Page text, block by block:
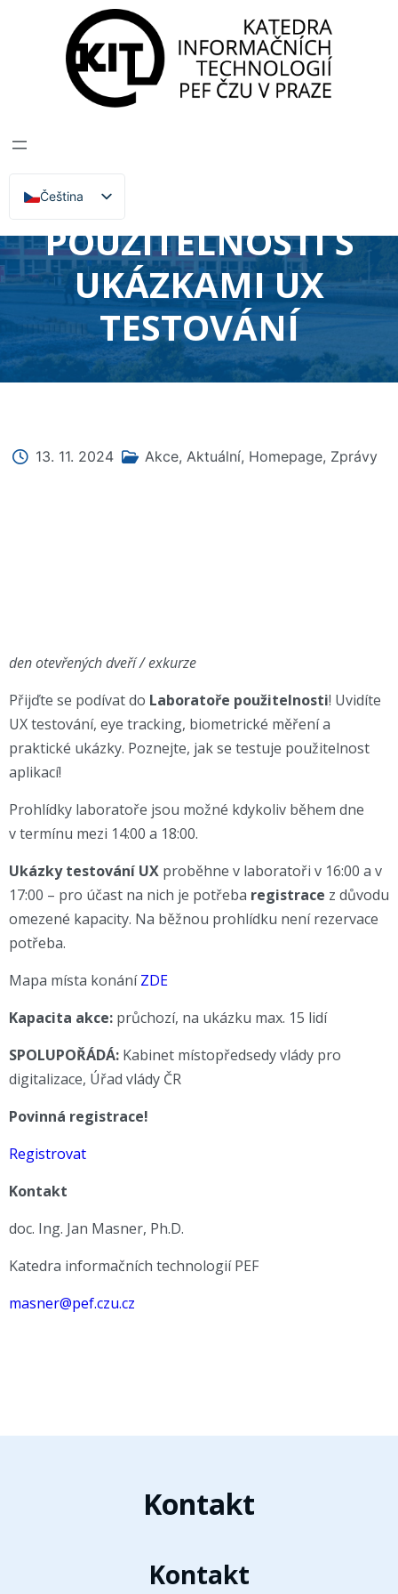
Čeština
English
informačních technologií
Zprávy, Akce,
OTEVŘENÉ
LABORATOŘI
POUŽITELNOSTI S
UKÁZKAMI UX
TESTOVÁNÍ
13. 11. 2024 Akce, Aktuální, Homepage, Zprávy
den otevřených dveří / exkurze
Přijďte se podívat do Laboratoře použitelnosti! Uvidíte
UX testování, eye tracking, biometrické měření a
praktické ukázky. Poznejte, jak se testuje použitelnost
aplikací!
Prohlídky laboratoře jsou možné kdykoliv během dne
v termínu mezi 14:00 a 18:00.
Ukázky testování UX proběhne v laboratoři v 16:00 a v
17:00 – pro účast na nich je potřeba registrace z důvodu
omezené kapacity. Na běžnou prohlídku není rezervace
potřeba.
Mapa místa konáníZDE
Kapacita akce: průchozí, na ukázku max. 15 lidí
SPOLUPOŘÁDÁ: Kabinet místopředsedy vlády pro
digitalizace, Úřad vlády ČR
Povinná registrace!
Registrovat
Kontakt
doc. Ing. Jan Masner, Ph.D.
Katedra informačních technologií PEF
masner@pef.czu.cz
Kontakt
Kontakt